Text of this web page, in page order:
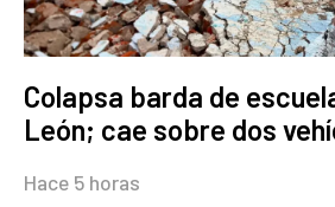
Colapsa barda de
León; cae sobre dos
Hace 5 horas